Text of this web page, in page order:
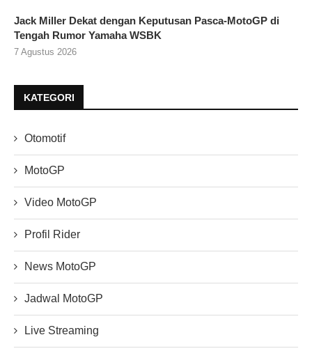
Jack Miller Dekat dengan Keputusan Pasca-MotoGP di
Tengah Rumor Yamaha WSBK
7 Agustus 2026
KATEGORI
Otomotif
MotoGP
Video MotoGP
Profil Rider
News MotoGP
Jadwal MotoGP
Live Streaming